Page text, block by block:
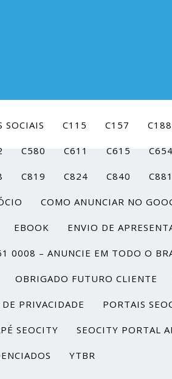
SOCIAIS C115 C157 C188
C580 C611 C615 C654
C819 C824 C840 C881
COMO ANUNCIAR NO
EBOOK ENVIO DE
0008 – ANUNCIE EM TODO O
OBRIGADO FUTURO CLIENTE
PRIVACIDADE PORTAIS
SEOCITY SEOCITY PORTAL
YTBR